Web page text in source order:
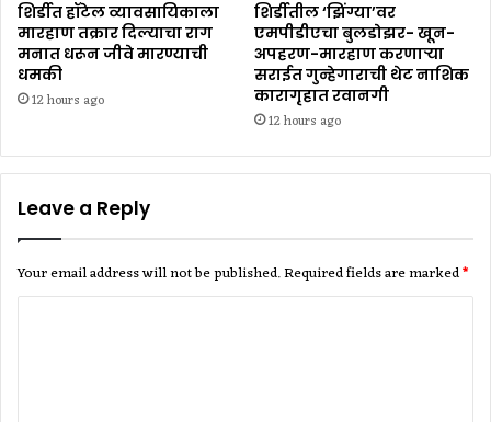
शिर्डीत हॉटेल व्यावसायिकाला
मारहाण तक्रार दिल्याचा राग
मनात धरून जीवे मारण्याची
धमकी
12 hours ago
शिर्डीतील ‘झिंग्या’वर
एमपीडीएचा बुलडोझर- खून-
अपहरण-मारहाण करणाऱ्या
सराईत गुन्हेगाराची थेट नाशिक
कारागृहात रवानगी
12 hours ago
Leave a Reply
Your email address will not be published.Required fields are marked*